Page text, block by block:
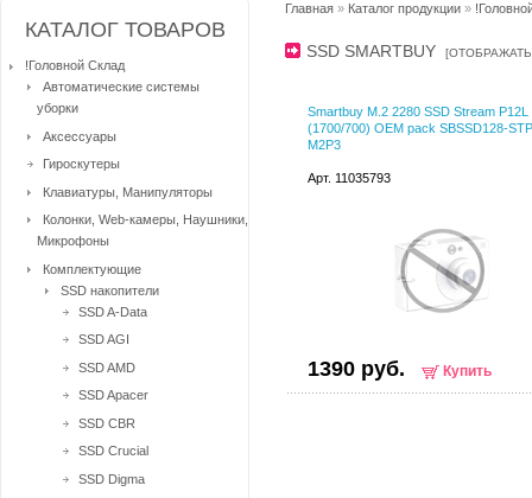
Главная » Каталог продукции »
SSD SMARTBUY [
Smartbuy M.2 2280 SSD Stream P12L
(1700/700) OEM pack SBSSD128-
M2P3
Арт. 11035793
1390 руб. Купить
КАТАЛОГ ТОВАРОВ
!Головной Склад
Автоматические системы
уборки
Аксессуары
Гироскутеры
Клавиатуры, Манипуляторы
Колонки, Web-камеры, Наушники,
Микрофоны
Комплектующие
SSD накопители
SSD A-Data
SSD AGI
SSD AMD
SSD Apacer
SSD CBR
SSD Crucial
SSD Digma